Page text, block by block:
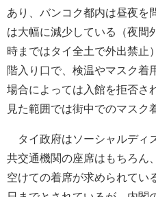
あり、バンコク都内は昼夜を
は大幅に減少している（夜間
時まではタイ全土で外出禁止
階入り口で、検温やマスク着
場合によっては入館を拒否さ
見た範囲では街中でのマスク
タイ政府はソーシャルディ
共交通機関の座席はもちろん
空けての着席が求められてい